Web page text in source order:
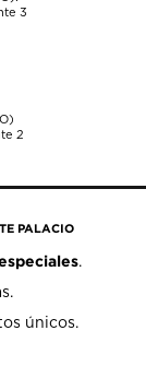
3
2
PALACIO
.
únicos.